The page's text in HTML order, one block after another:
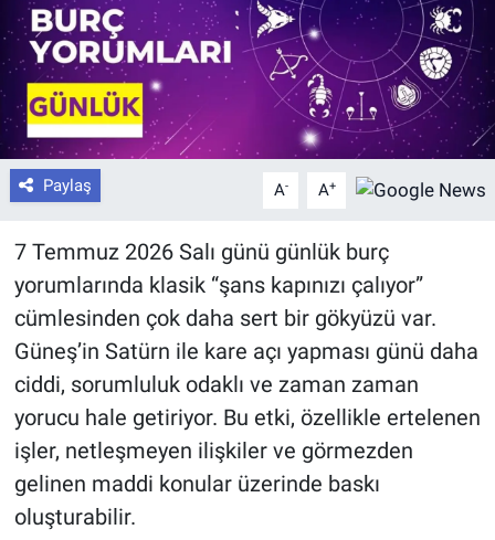
Paylaş A- A+
7 Temmuz 2026 Salı günü günlük burç
yorumlarında klasik “şans kapınızı çalıyor”
cümlesinden çok daha sert bir gökyüzü var.
Güneş’in Satürn ile kare açı yapması günü daha
ciddi, sorumluluk odaklı ve zaman zaman
yorucu hale getiriyor. Bu etki, özellikle ertelenen
işler, netleşmeyen ilişkiler ve görmezden
gelinen maddi konular üzerinde baskı
oluşturabilir.